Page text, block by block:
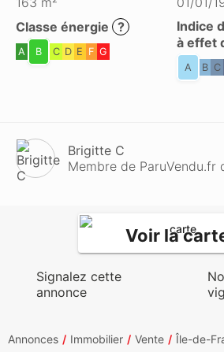
Classe énergie ?
A B C D E F G
Indice
à effet
A B C
Brigitte C
Membre de ParuVendu.fr
Voir la
Signalez cette
annonce
Annonces Immobilier Vente Île-de-